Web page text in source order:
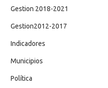
Gestion 2018-2021
Gestion2012-2017
Indicadores
Municipios
Política